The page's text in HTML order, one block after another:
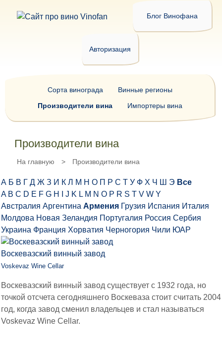
Блог Винофана
Авторизация
Производители вина
На главную > Производители вина
А Б В Г Д Ж З И К Л М Н О П Р С Т У Ф Х Ч Ш Э Все
A B C D E F G H J K L M N O P R S T V W Y
Австралия Аргентина Армения Грузия Испания Италия
Молдова Новая Зеландия Португалия Россия Сербия
Украина Франция Хорватия Черногория Чили ЮАР
Воскевазский винный завод
Voskevaz Wine Cellar
Воскевазский винный завод существует с 1932 года, но
точкой отсчета сегодняшнего Воскеваза стоит считать 2004
год, когда завод сменил владельцев и стал называться
Voskevaz Wine Cellar.
Сорта винограда
Винные регионы
Производители вина
Импортеры вина